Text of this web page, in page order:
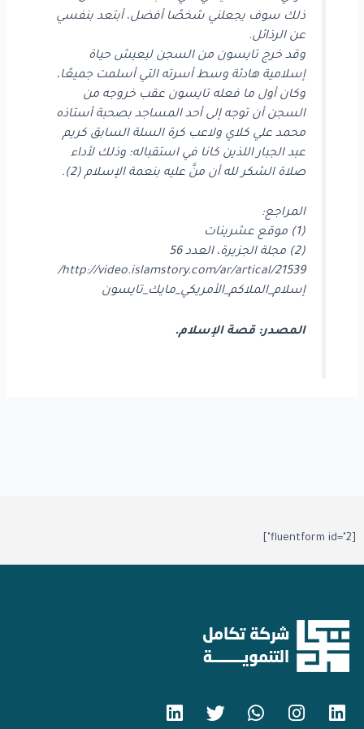
ذلك سوف يجعلني شخصًا أفضل، أبتعد بنفسي
عن الرذائل.
وقد خرج تايسون من السجن ليعيش حياة
إسلامية هادئة وسط أسرته التي أسلمت جميعًا،
وكان أول ما فعله تايسون عقب خروجه من
السجن أن توجه إلى أحد المساجد بصحبة أستاذه
محمد علي كلاي ولاعب كرة السلة السابق كريم
عبد الجبار اللذين كانا في استقباله؛ وذلك لأداء
صلاة الشكر لله أن منَّ عليه بنعمة الإسلام (2).
المراجع:
(1) موقع عشرينات
(2) مجلة الجزيرة، العدد 56
http://video.islamstory.com/
ar/artical/21539/
إسلام_الملاكم_الأمريكي_مايك_تايسون
المصدر: قصة الإسلام.
[fluentform id="2"]
L
i
I
n
W
h
T
w
L
i